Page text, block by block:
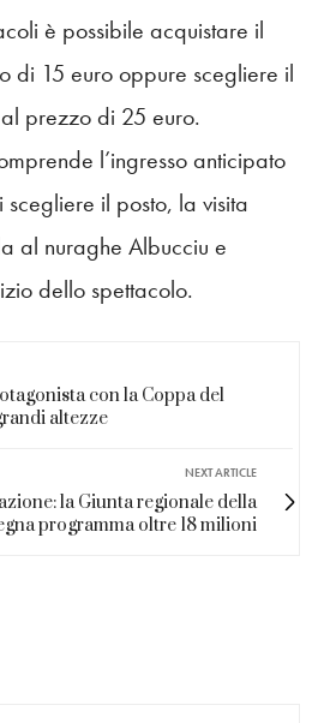
è possibile acquistare il
di 15 euro oppure scegliere il
prezzo di 25 euro.
l’ingresso anticipato
il posto, la visita
al nuraghe Albucciu e
dello spettacolo.
con la Coppa del
altezze
NEXT ARTICLE
la Giunta regionale della
programma oltre 18 milioni